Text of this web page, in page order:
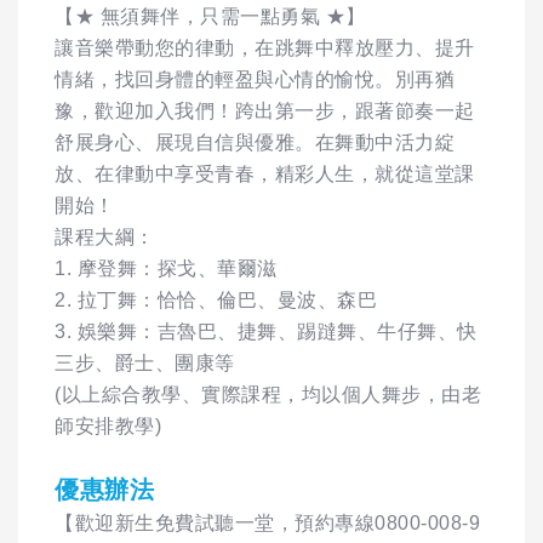
【★ 無須舞伴，只需一點勇氣 ★】
讓音樂帶動您的律動，在跳舞中釋放壓力、提升
情緒，找回身體的輕盈與心情的愉悅。別再猶
豫，歡迎加入我們！跨出第一步，跟著節奏一起
舒展身心、展現自信與優雅。在舞動中活力綻
放、在律動中享受青春，精彩人生，就從這堂課
開始！
課程大綱：
1. 摩登舞：探戈、華爾滋
2. 拉丁舞：恰恰、倫巴、曼波、森巴
3. 娛樂舞：吉魯巴、捷舞、踢躂舞、牛仔舞、快
三步、爵士、團康等
(以上綜合教學、實際課程，均以個人舞步，由老
師安排教學)
優惠辦法
【歡迎新生免費試聽一堂，預約專線0800-008-9